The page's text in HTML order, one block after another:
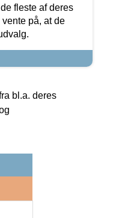
fleste af deres
på, at de
bl.a. deres